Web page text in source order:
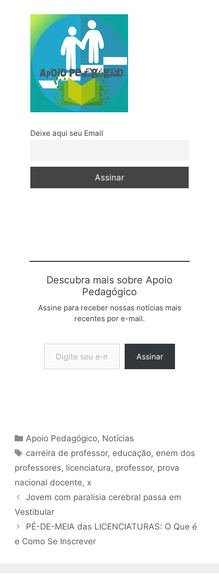
Deixe aqui seu Email
Descubra mais sobre Apoio
Pedagógico
Assine para receber nossas notícias mais
recentes por e-mail.
Digite seu e-mail…
Assinar
Categorias
Apoio Pedagógico, Notícias
Tags
carreira de professor, educação, enem dos
professores, licenciatura, professor, prova
nacional docente, x
Jovem com paralisia cerebral passa em
Vestibular
PÉ-DE-MEIA das LICENCIATURAS: O Que é
e Como Se Inscrever